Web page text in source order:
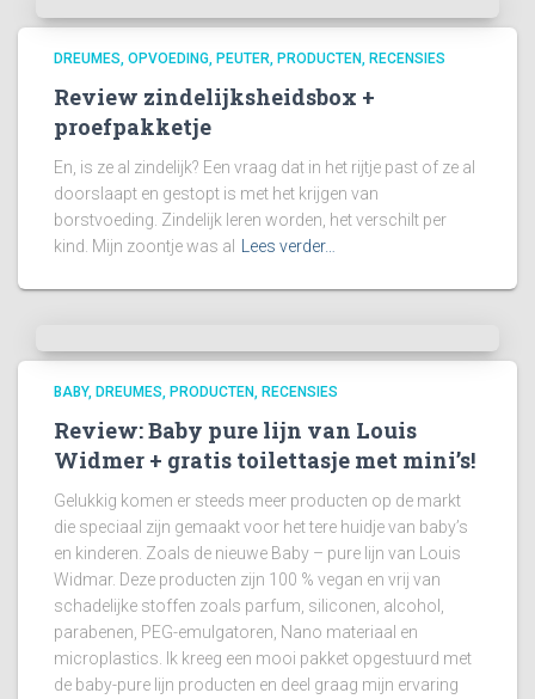
DREUMES OPVOEDING PEUTER PRODUCTEN RECENSIES
Review zindelijksheidsbox +
proefpakketje
En, is ze al zindelijk? Een vraag dat in het rijtje past of ze al
doorslaapt en gestopt is met het krijgen van
borstvoeding. Zindelijk leren worden, het verschilt per
kind. Mijn zoontje was al
Lees verder…
BABY DREUMES PRODUCTEN RECENSIES
Review: Baby pure lijn van Louis
Widmer + gratis toilettasje met mini’s!
Gelukkig komen er steeds meer producten op de markt
die speciaal zijn gemaakt voor het tere huidje van baby’s
en kinderen. Zoals de nieuwe Baby – pure lijn van Louis
Widmar. Deze producten zijn 100 % vegan en vrij van
schadelijke stoffen zoals parfum, siliconen, alcohol,
parabenen, PEG-emulgatoren, Nano materiaal en
microplastics. Ik kreeg een mooi pakket opgestuurd met
de baby-pure lijn producten en deel graag mijn ervaring